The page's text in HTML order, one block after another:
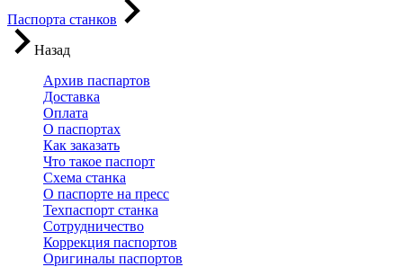
Паспорта станков
Назад
Архив паспартов
Доставка
Оплата
О паспортах
Как заказать
Что такое паспорт
Схема станка
О паспорте на пресс
Техпаспорт станка
Сотрудничество
Коррекция паспортов
Оригиналы паспортов